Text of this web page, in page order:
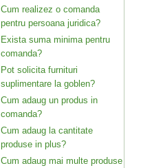
Cum realizez o comanda
pentru persoana juridica?
Exista suma minima pentru
comanda?
Pot solicita furnituri
suplimentare la goblen?
Cum adaug un produs in
comanda?
Cum adaug la cantitate
produse in plus?
Cum adaug mai multe produse